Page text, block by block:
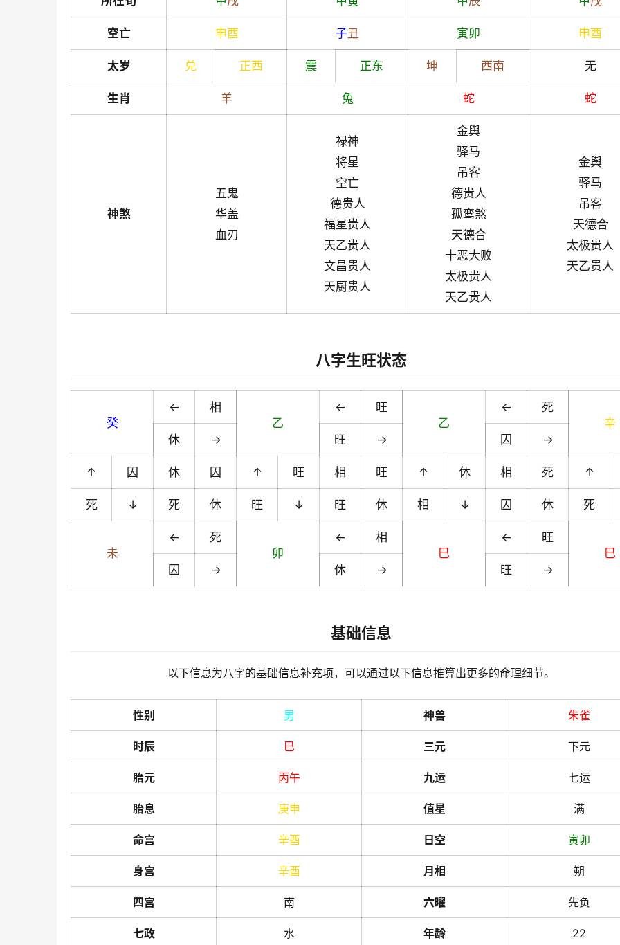
空亡 申酉 子丑 寅卯 申酉
太岁 兑 正西 震 正东 坤 西南 无
生肖 羊 兔 蛇 蛇
神煞
五鬼
华盖
血刃
禄神
将星
空亡
德贵人
福星贵人
天乙贵人
文昌贵人
天厨贵人
金舆
驿马
吊客
德贵人
孤鸾煞
天德合
十恶大败
太极贵人
天乙贵人
金舆
驿马
吊客
天德合
太极贵人
天乙贵人
八字生旺状态
癸
←
相
乙
←
旺
乙
←
死
辛
休
→ 旺 → 囚 →
↑ 囚 休 囚 ↑ 旺 相 旺 ↑ 休 相 死 ↑
死 ↓ 死 休 旺 ↓ 旺 休 相 ↓ 囚 休 死
未
←
死
卯
←
相
巳
←
旺
巳
囚
→ 休 → 旺 →
基础信息
以下信息为八字的基础信息补充项，可以通过以下信息推算出更多的命理细节。
性别 男 神兽 朱雀
时辰 巳 三元 下元
胎元 丙午 九运 七运
胎息 庚申 值星 满
命宫 辛酉 日空 寅卯
身宫 辛酉 月相 朔
四宫 南 六曜 先负
七政 水 年龄 22